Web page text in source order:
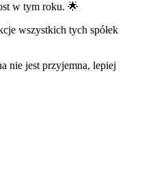
w tym roku. 🌟
wszystkich tych spółek
nie jest przyjemna, lepiej